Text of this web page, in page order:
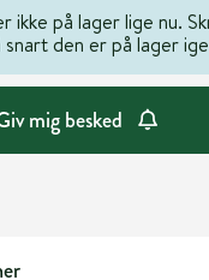
ikke på lager lige nu.
den er på lager
mig besked